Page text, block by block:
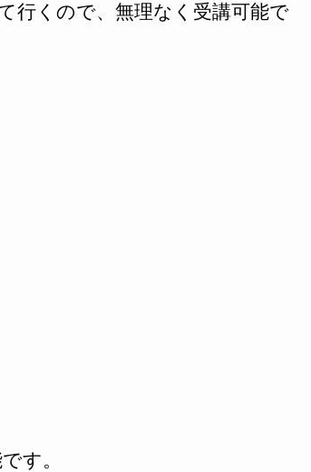
行くので、無理なく受講可能で
す。